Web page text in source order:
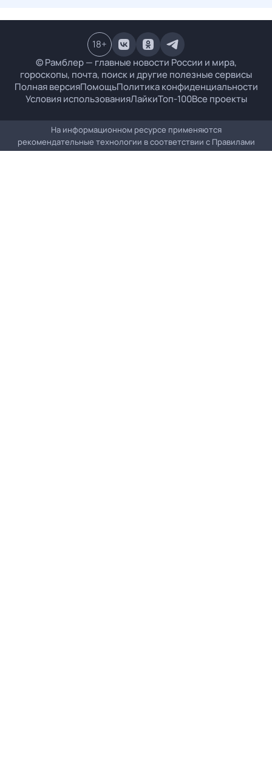
© Рамблер — главные новости России и мира,
гороскопы, почта, поиск и другие полезные сервисы
Полная версияПомощьПолитика конфиденциальности
Условия использованияЛайкиТоп-100Все проекты
18+
На информационном ресурсе применяются
рекомендательные технологии в соответствии с Правилами